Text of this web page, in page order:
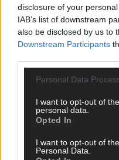
disclosure of your
IAB’s list of downstream
also be disclosed by us to
Downstream Participants
Personal Data
I want to opt-out of
personal data.
Opted In
I want to opt-out of
Personal Data.
DIREKT ZUM THEMA